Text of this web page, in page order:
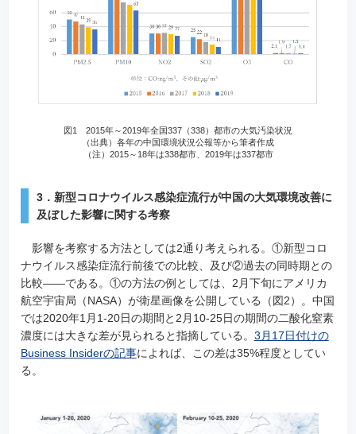
図1 2015年～2019年全国337（338）都市の大気汚染状況
（出典）各年の中国環境状況公報等から筆者作成
（注）2015～18年は338都市、2019年は337都市
3．新型コロナウイルス感染症流行が中国の大気環境改善に
及ぼした影響に関する考察
影響を考察する方法としては2通り考えられる。①新型コロ
ナウイルス感染症流行前後での比較、及び②過去の同時期との
比較――である。①の方法の例としては、2月下旬にアメリカ
航空宇宙局（NASA）が衛星画像を公開している（図2）。中国
では2020年1月1-20日の期間と2月10-25日の期間の二酸化窒素
濃度には大きな差が見られると指摘している。 3月17日付けの
Business Insiderの記事によれば、この差は35%程度としてい
る。